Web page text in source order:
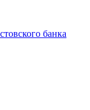
банка